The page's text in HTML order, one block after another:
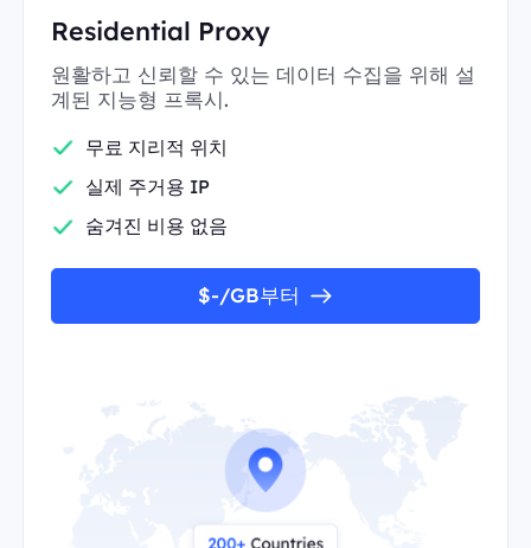
Residential Proxy
원활하고 신뢰할 수 있는 데이터 수집을 위해 설
계된 지능형 프록시.
무료 지리적 위치
실제 주거용 IP
숨겨진 비용 없음
$-/GB부터